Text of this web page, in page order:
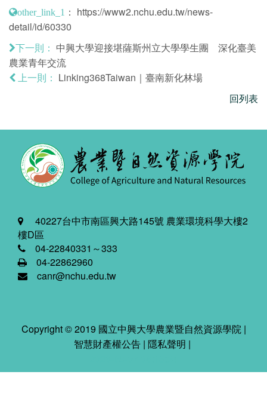
other_link_1 ： https://www2.nchu.edu.tw/news-
detail/id/60330
下一則：
中興大學迎接堪薩斯州立大學學生團 深化臺美
農業青年交流
上一則：
Linking368Taiwan｜臺南新化林場
回列表
40227台中市南區興大路145號 農業環境科學大樓2
樓D區
04-22840331～333
04-22862960
canr@nchu.edu.tw
Copyright © 2019 國立中興大學農業暨自然資源學院 |
智慧財產權公告 | 隱私聲明 |